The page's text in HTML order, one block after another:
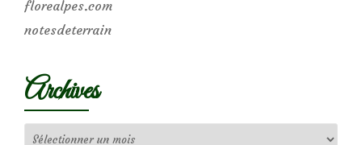
florealpes.com
notesdeterrain
Archives